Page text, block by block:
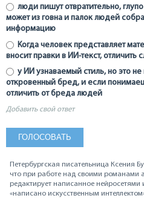
люди пишут отвратительно,
может из говна и палок людей
информацию
Когда человек представляет
вносит правки в ИИ-текст, отличить
у ИИ узнаваемый стиль, но это
откровенный бред, и если
отличить от бреда людей
Добавить свой ответ
Петербургская писательница Ксения
что при работе над своими романами
редактирует написанное нейросетями
«написано искусственным